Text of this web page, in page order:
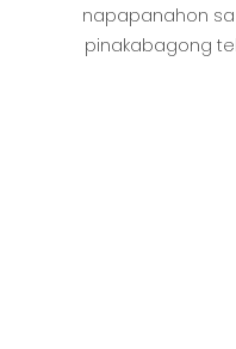
napapanahon
pinakabagong